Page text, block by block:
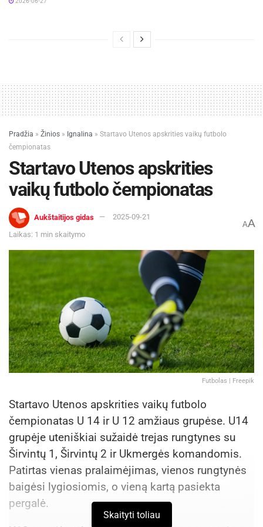
Pradžia » Žinios » Ignalina » Startavo Utenos apskrities vaikų futbolo
čempionatas
Startavo Utenos apskrities
vaikų futbolo čempionatas
Aukštaitijos gidas
2025-09-21
Laikas: 1 min skaitymo
AA
Futbolas | Freepik
Startavo Utenos apskrities vaikų futbolo
čempionatas U 14 ir U 12 amžiaus grupėse. U14
grupėje uteniškiai sužaidė trejas rungtynes su
Širvintų 1, Širvintų 2 ir Ukmergės komandomis.
Patirtas vienas pralaimėjimas, vienos rungtynės
baigėsi lygiosiomis, o vieną kartą pasiekta
pergalė.
Skaityti toliau